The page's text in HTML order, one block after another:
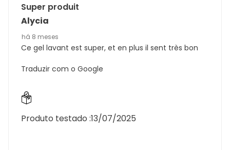
Super produit
Alycia
há 8 meses
Ce gel lavant est super, et en plus il sent très bon
Traduzir com o Google
Produto testado :13/07/2025